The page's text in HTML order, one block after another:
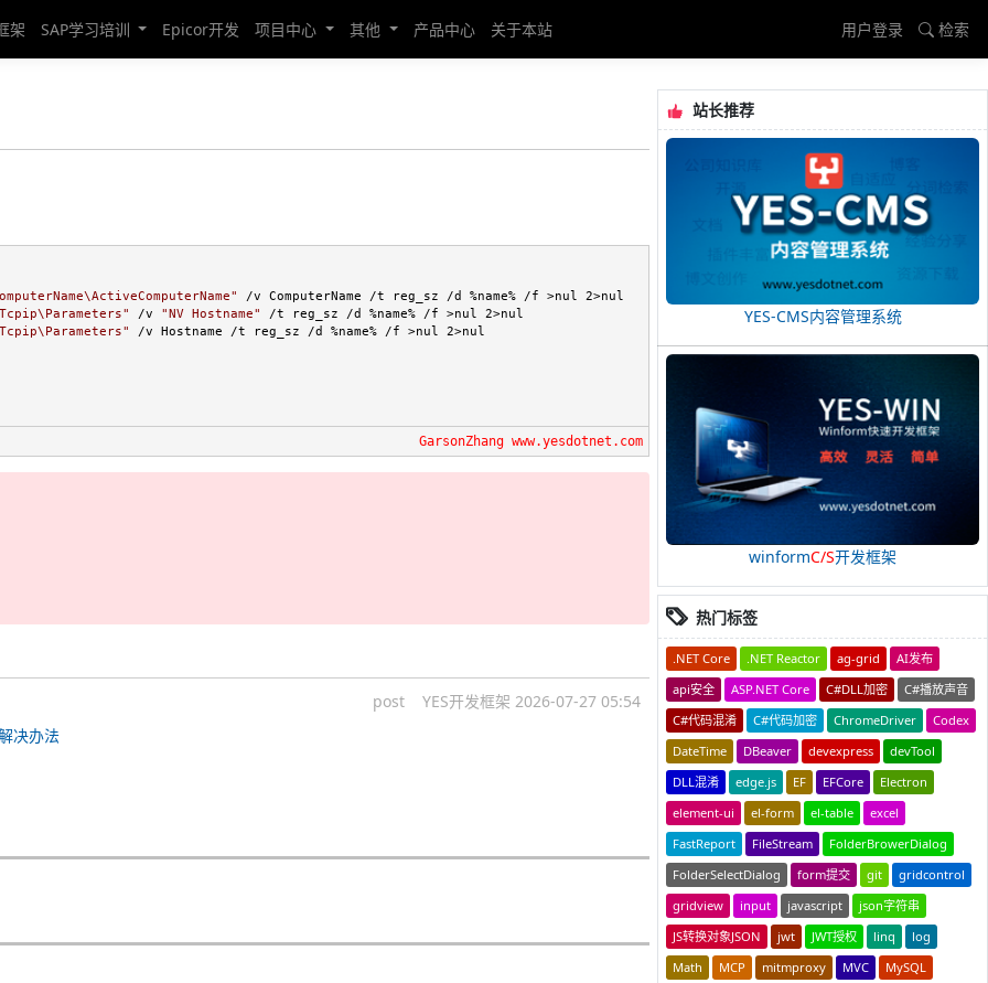
架 SAP学习培训 Epicor开发 项目中心 其他 产品中心 关于本站 用户登录
检索
"
/v ComputerName /t reg_sz /d %name% /f >nul 2>nul
" /v "NV Hostname"
/t reg_sz /d %name% /f >nul 2>nul
"
/v Hostname /t reg_sz /d %name% /f >nul 2>nul
GarsonZhang www.yesdotnet.com
post YES开发框架 2026-07-27 05:54
决办法
站长推荐
YES-CMS内容管理系统
winformC/S开发框架
热门标签
.NET Core .NET Reactor ag-grid
AI发布
api安全
ASP.NET Core C#DLL加密
C#播放声音
C#代码混淆
C#代码加密 ChromeDriver
Codex
DateTime
DBeaver devexpress
devTool
DLL混淆
edge.js EF EFCore
Electron
element-ui
el-form el-table
excel
FastReport
FileStream
FolderBrowerDialog
FolderSelectDialog
form提交 git
gridcontrol
gridview
input javascript
json字符串
JS转换对象JSON
jwt JWT授权 linq
log
Math
MCP mitmproxy MVC
MySQL